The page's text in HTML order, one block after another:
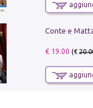
€ 19.00 (€